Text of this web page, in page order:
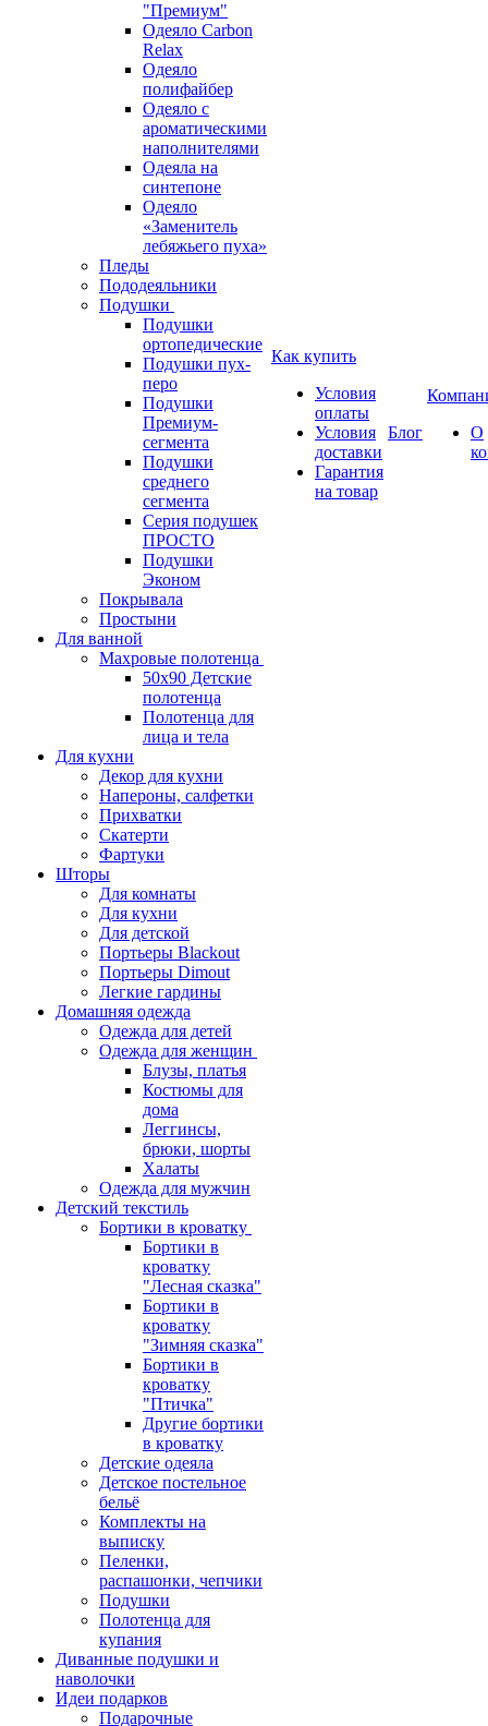
"Премиум"
Одеяло Carbon
Relax
Одеяло
полифайбер
Одеяло с
ароматическими
наполнителями
Одеяла на
синтепоне
Одеяло
«Заменитель
лебяжьего пуха»
Пледы
Пододеяльники
Подушки
Подушки
ортопедические
Подушки пух-
перо
Подушки
Премиум-
сегмента
Подушки
среднего
сегмента
Серия подушек
ПРОСТО
Подушки
Эконом
Покрывала
Простыни
Для ванной
Махровые полотенца
50х90 Детские
полотенца
Полотенца для
лица и тела
Для кухни
Декор для кухни
Напероны, салфетки
Прихватки
Скатерти
Фартуки
Шторы
Для комнаты
Для кухни
Для детской
Портьеры Blackout
Портьеры Dimout
Легкие гардины
Домашняя одежда
Одежда для детей
Одежда для женщин
Блузы, платья
Костюмы для
дома
Леггинсы,
брюки, шорты
Халаты
Одежда для мужчин
Детский текстиль
Бортики в кроватку
Бортики в
кроватку
"Лесная сказка"
Бортики в
кроватку
"Зимняя сказка"
Бортики в
кроватку
"Птичка"
Другие бортики
в кроватку
Детские одеяла
Детское постельное
бельё
Комплекты на
выписку
Пеленки,
распашонки, чепчики
Подушки
Полотенца для
купания
Диванные подушки и
наволочки
Идеи подарков
Подарочные
Как купить
Условия
оплаты
Условия
доставки
Гарантия
на товар
Блог
О